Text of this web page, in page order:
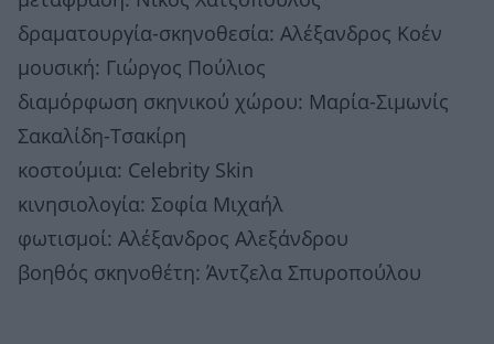
δραματουργία-σκηνοθεσία: Αλέξανδρος Κοέν
μουσική: Γιώργος Πούλιος
διαμόρφωση σκηνικού χώρου: Μαρία-Σιμωνίς
Σακαλίδη-Τσακίρη
κοστούμια: Celebrity Skin
κινησιολογία: Σοφία Μιχαήλ
φωτισμοί: Αλέξανδρος Αλεξάνδρου
βοηθός σκηνοθέτη: Άντζελα Σπυροπούλου